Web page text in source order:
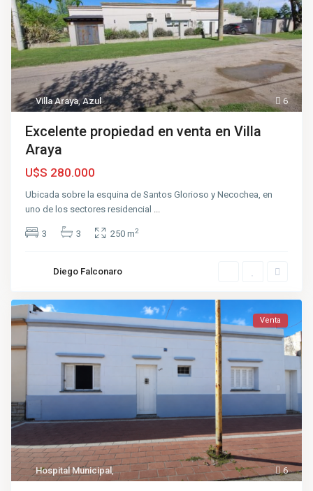
6
Villa Araya,Azul
Excelente propiedad en venta en Villa
Araya
U$S 280.000
Ubicada sobre la esquina de Santos Glorioso y Necochea, en
uno de los sectores residencial
3 3 250 m2
Diego Falconaro
6
Hospital Municipal,
Venta